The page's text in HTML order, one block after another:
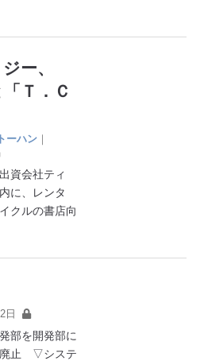
ー、
Ｔ．Ｃ
トーハン ｜
資会社ティ
に、レンタ
クルの書店向
日
を開発部に
止 ▽システ